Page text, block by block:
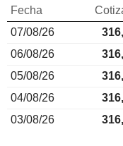
Fecha
07/08/26
06/08/26
05/08/26
04/08/26
03/08/26